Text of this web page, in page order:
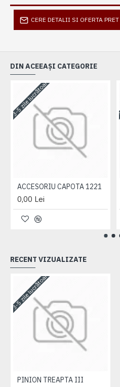
CERE DETALII SI OFERTA PRET
DIN ACEEAȘI CATEGORIE
3-5 zile lucrătoare
ACCESORIU CAPOTA 1221
0,00 Lei
RECENT VIZUALIZATE
3-5 zile lucrătoare
PINION TREAPTA III